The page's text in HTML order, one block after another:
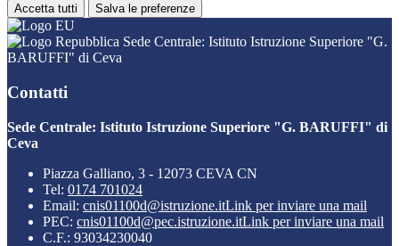
Accetta tutti Salva le preferenze
Sede Centrale: Istituto Istruzione Superiore "G.
BARUFFI" di Ceva
Contatti
Sede Centrale: Istituto Istruzione Superiore "G. BARUFFI" di
Ceva
Piazza Galliano, 3 - 12073 CEVA CN
Tel: 0174 701024
Email: cnis01100d@istruzione.itLink per inviare una mail
PEC: cnis01100d@pec.istruzione.itLink per inviare una mail
C.F.: 93034230040